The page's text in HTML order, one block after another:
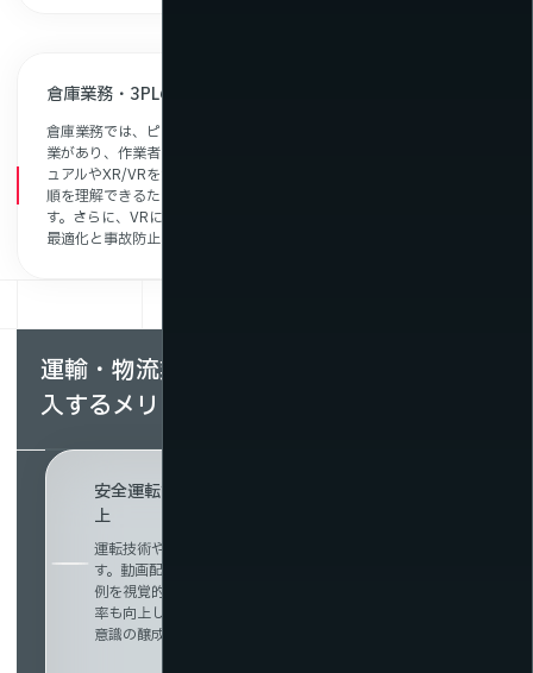
倉庫業務・3PLの効率化とサプライチェーン全体のDX推進
倉庫業務では、ピッキング、仕分け、在庫管理など多岐にわたる作
業があり、作業者の習熟度によって生産性が左右されます。動画マニ
ュアルやXR/VRを活用した作業支援は、初心者でも直感的に作業手
順を理解できるため、教育時間の短縮とミスの削減につながりま
す。さらに、VRによる倉庫内の動線設計や安全教育は、作業環境の
最適化と事故防止に貢献します。
運輸・物流業界で動画配信サービスを導
入するメリット
安全運転講習や研修を動画化し、効果と定着率を向
上
運転技術や安全意識の向上には、実践的な教育が不可欠で
す。動画配信を活用することで、実際の運転シーンや事故事
例を視覚的に学べるため、理解度が高まり、教育内容の定着
率も向上します。繰り返し視聴できる環境が、継続的な安全
意識の醸成につながります。